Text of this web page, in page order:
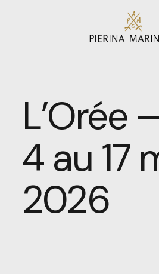
L’Orée
4 au 17
2026